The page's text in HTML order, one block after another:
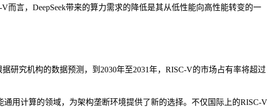
而言，DeepSeek带来的算力需求的降低是其从低性能向高性能转变的一
研究机构的数据预测，到2030年至2031年，RISC-V的市场占有率将超过
用计算的领域，为架构垄断环境提供了新的选择。不仅国际上的RISC-V